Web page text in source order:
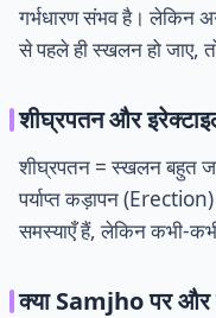
गर्भधारण संभव है। लेकिन
से पहले ही स्खलन हो जाए,
शीघ्रपतन और
शीघ्रपतन = स्खलन बहुत
पर्याप्त कड़ापन
समस्याएँ हैं, लेकिन कभी-
क्या Samjho पर और